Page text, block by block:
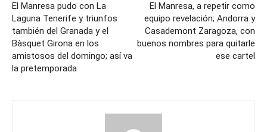
El Manresa pudo con La
Laguna Tenerife y triunfos
también del Granada y el
Bàsquet Girona en los
amistosos del domingo; así va
la pretemporada
El Manresa, a repetir como
equipo revelación; Andorra y
Casademont Zaragoza, con
buenos nombres para quitarle
ese cartel